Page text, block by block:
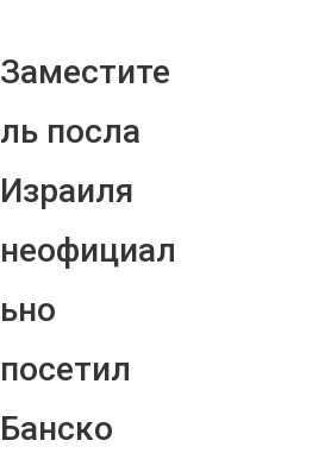
Заместите
ль посла
Израиля
неофициал
ьно
посетил
Банско